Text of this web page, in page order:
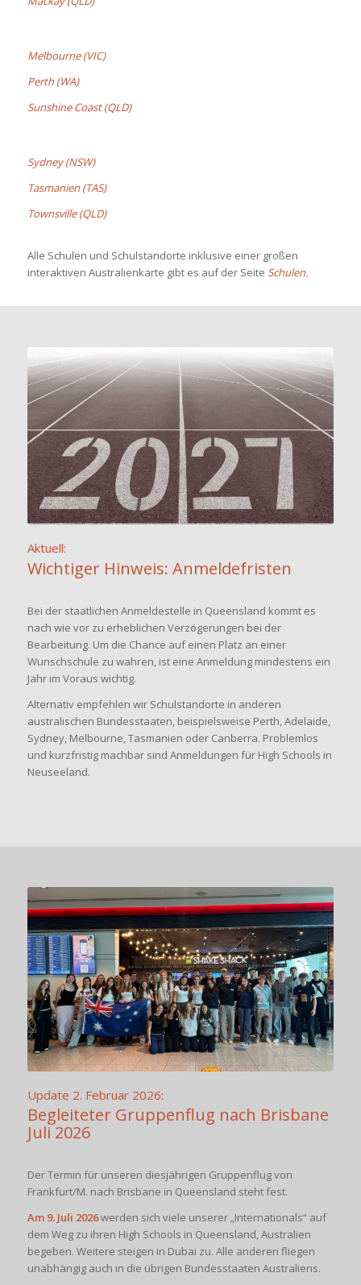
Melbourne (VIC)
Perth (WA)
Sunshine Coast (QLD)
Sydney (NSW)
Tasmanien (TAS)
Townsville (QLD)
Alle Schulen und Schulstandorte inklusive einer großen
interaktiven Australienkarte gibt es auf der Seite Schulen.
Aktuell:
Wichtiger Hinweis: Anmeldefristen
Bei der staatlichen Anmeldestelle in Queensland kommt es
nach wie vor zu erheblichen Verzögerungen bei der
Bearbeitung. Um die Chance auf einen Platz an einer
Wunschschule zu wahren, ist eine Anmeldung mindestens ein
Jahr im Voraus wichtig.
Alternativ empfehlen wir Schulstandorte in anderen
australischen Bundesstaaten, beispielsweise Perth, Adelaide,
Sydney, Melbourne, Tasmanien oder Canberra. Problemlos
und kurzfristig machbar sind Anmeldungen für High Schools in
Neuseeland.
Update 2. Februar 2026:
Begleiteter Gruppenflug nach Brisbane
Juli 2026
Der Termin für unseren diesjährigen Gruppenflug von
Frankfurt/M. nach Brisbane in Queensland steht fest.
Am 9. Juli 2026werden sich viele unserer „Internationals“ auf
dem Weg zu ihren High Schools in Queensland, Australien
begeben. Weitere steigen in Dubai zu. Alle anderen fliegen
unabhängig auch in die übrigen Bundesstaaten Australiens.